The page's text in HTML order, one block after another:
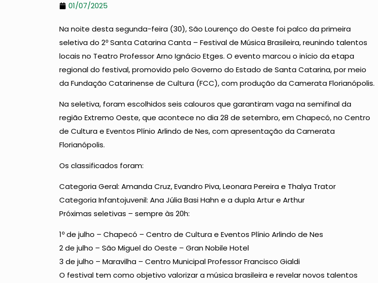
01/07/2025
Na noite desta segunda-feira (30), São Lourenço do Oeste foi palco da primeira
seletiva do 2º Santa Catarina Canta – Festival de Música Brasileira, reunindo talentos
locais no Teatro Professor Arno Ignácio Etges. O evento marcou o início da etapa
regional do festival, promovido pelo Governo do Estado de Santa Catarina, por meio
da Fundação Catarinense de Cultura (FCC), com produção da Camerata Florianópolis.
Na seletiva, foram escolhidos seis calouros que garantiram vaga na semifinal da
região Extremo Oeste, que acontece no dia 28 de setembro, em Chapecó, no Centro
de Cultura e Eventos Plínio Arlindo de Nes, com apresentação da Camerata
Florianópolis.
Os classificados foram:
Categoria Geral: Amanda Cruz, Evandro Piva, Leonara Pereira e Thalya Trator
Categoria Infantojuvenil: Ana Júlia Basi Hahn e a dupla Artur e Arthur
Próximas seletivas – sempre às 20h:
1º de julho – Chapecó – Centro de Cultura e Eventos Plínio Arlindo de Nes
2 de julho – São Miguel do Oeste – Gran Nobile Hotel
3 de julho – Maravilha – Centro Municipal Professor Francisco Gialdi
O festival tem como objetivo valorizar a música brasileira e revelar novos talentos